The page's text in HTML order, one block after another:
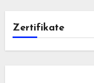
Zertifikate